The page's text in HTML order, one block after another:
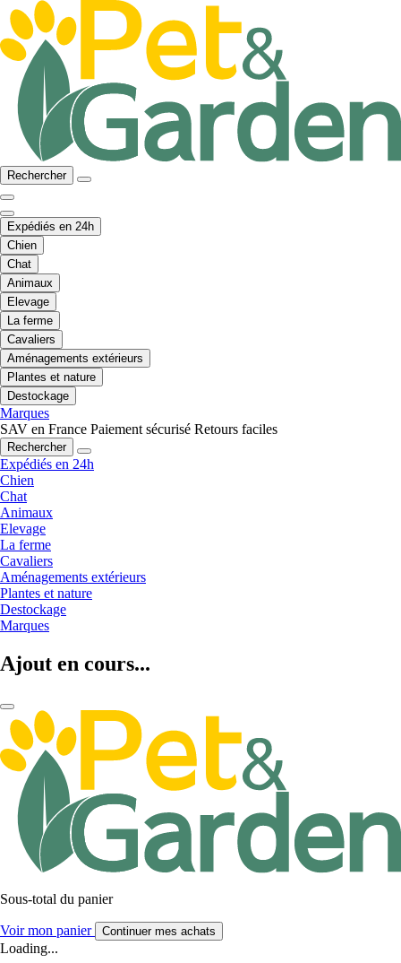
Rechercher
Expédiés en 24h
Chien
Chat
Animaux
Elevage
La ferme
Cavaliers
Aménagements extérieurs
Plantes et nature
Destockage
Marques
SAV en France Paiement sécurisé Retours faciles
Rechercher
Expédiés en 24h
Chien
Chat
Animaux
Elevage
La ferme
Cavaliers
Aménagements extérieurs
Plantes et nature
Destockage
Marques
Ajout en cours...
Sous-total du panier
Voir mon panier Continuer mes achats
Loading...